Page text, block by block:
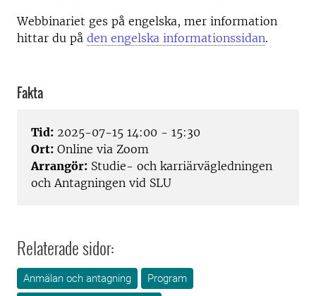
Webbinariet ges på engelska, mer information
hittar du på den engelska informationssidan.
Fakta
Tid: 2025-07-15 14:00 - 15:30
Ort: Online via Zoom
Arrangör: Studie- och karriärvägledningen
och Antagningen vid SLU
Relaterade sidor:
Anmälan och antagning
Program